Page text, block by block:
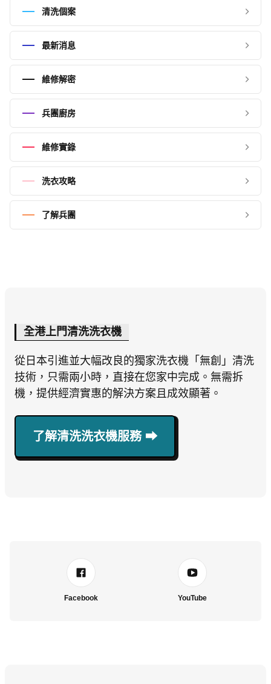
清洗個案
最新消息
維修解密
兵團廚房
維修實錄
洗衣攻略
了解兵團
全港上門清洗洗衣機
從日本引進並大幅改良的獨家洗衣機「無創」清洗
技術，只需兩小時，直接在您家中完成。無需拆
機，提供經濟實惠的解決方案且成效顯著。
了解清洗洗衣機服務 ⮕
Facebook YouTube